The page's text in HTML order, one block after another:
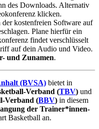
des Downloads. Alternativ
klicken.
kostenfreien Software auf
Plane hierfür ein
findet verschlüsselt
auf dein Audio und Video.
und Zunamen.
(BVSA) bietet in
Verband (TBV) und
Verband (BBV) in diesem
der Trainer*innen-
Basketball an.